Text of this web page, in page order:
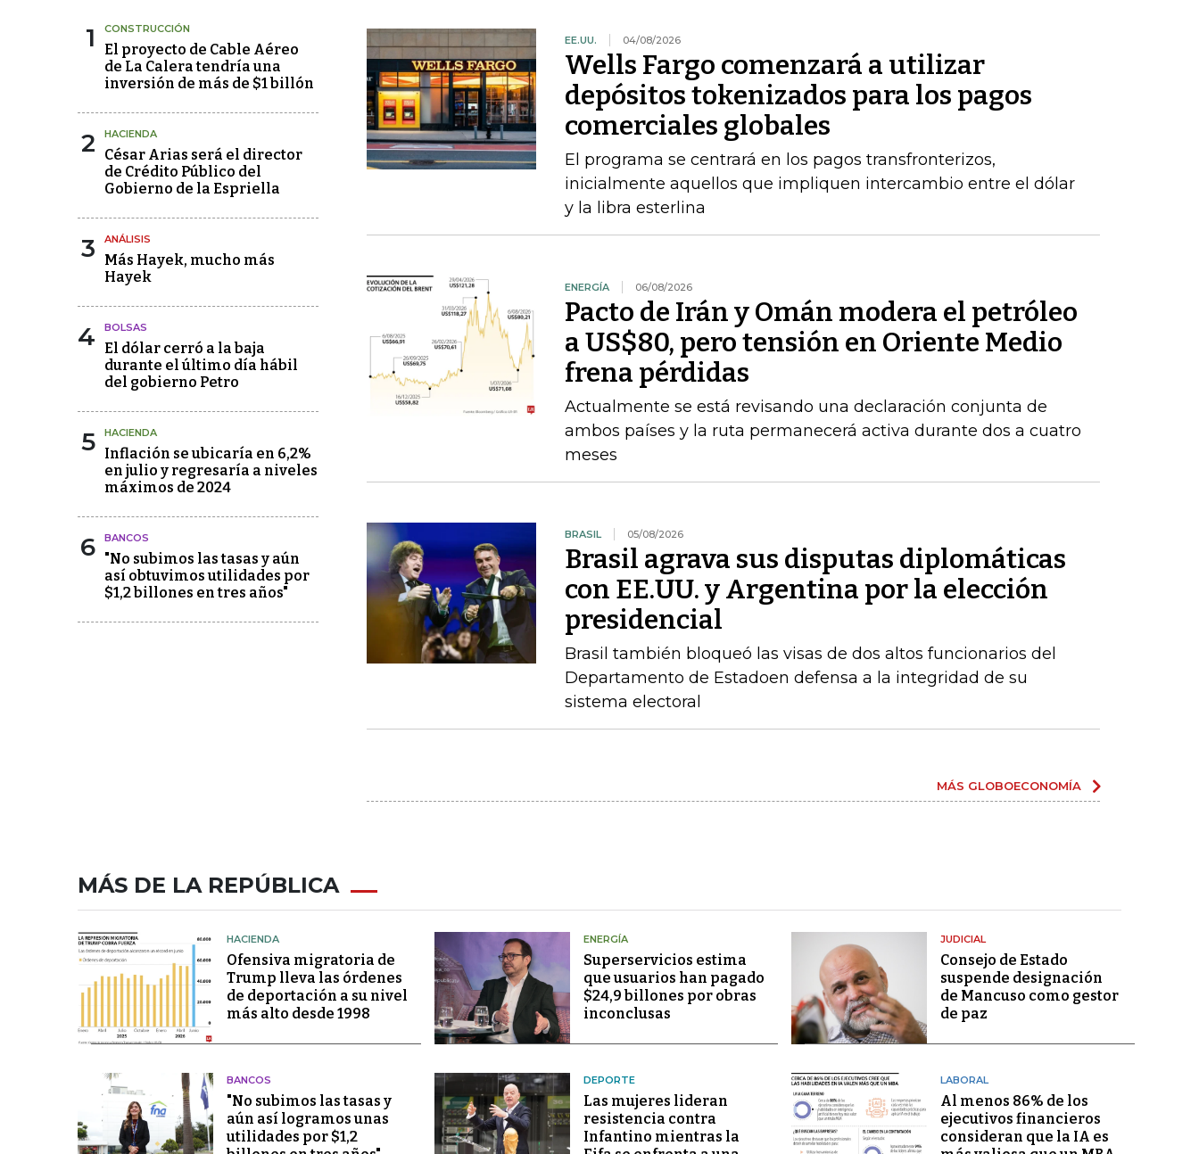
1 CONSTRUCCIÓN
El proyecto de Cable Aéreo
de La Calera tendría una
inversión de más de $1 billón
2 HACIENDA
César Arias será el director
de Crédito Público del
Gobierno de la Espriella
3 ANÁLISIS
Más Hayek, mucho más
Hayek
4 BOLSAS
El dólar cerró a la baja
durante el último día hábil
del gobierno Petro
5 HACIENDA
Inflación se ubicaría en 6,2%
en julio y regresaría a niveles
máximos de 2024
6 BANCOS
"No subimos las tasas y aún
así obtuvimos utilidades por
$1,2 billones en tres años"
EE.UU. 04/08/2026
Wells Fargo comenzará a utilizar
depósitos tokenizados para los pagos
comerciales globales
El programa se centrará en los pagos transfronterizos,
inicialmente aquellos que impliquen intercambio entre el dólar
y la libra esterlina
ENERGÍA 06/08/2026
Pacto de Irán y Omán modera el petróleo
a US$80, pero tensión en Oriente Medio
frena pérdidas
Actualmente se está revisando una declaración conjunta de
ambos países y la ruta permanecerá activa durante dos a cuatro
meses
BRASIL 05/08/2026
Brasil agrava sus disputas diplomáticas
con EE.UU. y Argentina por la elección
presidencial
Brasil también bloqueó las visas de dos altos funcionarios del
Departamento de Estadoen defensa a la integridad de su
sistema electoral
MÁS GLOBOECONOMÍA
MÁS DE LA REPÚBLICA
HACIENDA
Ofensiva migratoria de
Trump lleva las órdenes
de deportación a su nivel
más alto desde 1998
ENERGÍA
Superservicios estima
que usuarios han pagado
$24,9 billones por obras
inconclusas
JUDICIAL
Consejo de Estado
suspende designación
de Mancuso como gestor
de paz
BANCOS
"No subimos las tasas y
aún así logramos unas
utilidades por $1,2
DEPORTE
Las mujeres lideran
resistencia contra
Infantino mientras la
LABORAL
Al menos 86% de los
ejecutivos financieros
consideran que la IA es